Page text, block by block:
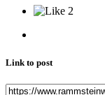
2
Link to post